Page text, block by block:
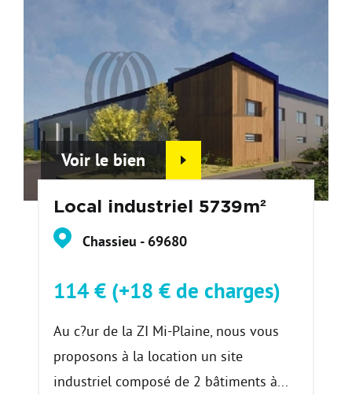
Voir le bien
Local industriel 5739m²
Chassieu - 69680
114 € (+18 € de charges)
Au c?ur de la ZI Mi-Plaine, nous vous
proposons à la location un site
industriel composé de 2 bâtiments à...